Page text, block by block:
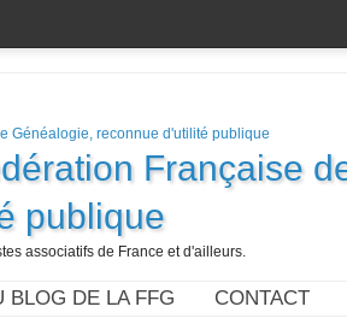
Française
publique
associatifs de France et d'ailleurs.
BLOG DE LA FFG CONTACT